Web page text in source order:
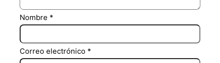
Nombre *
Correo electrónico *